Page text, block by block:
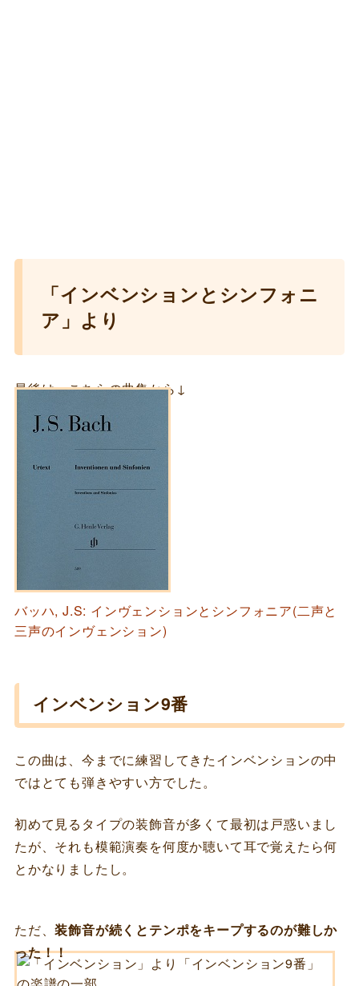
「インベンションとシンフォニ
ア」より
最後は、こちらの曲集から↓
バッハ, J.S: インヴェンションとシンフォニア(二声と
三声のインヴェンション)
インベンション9番
この曲は、今までに練習してきたインベンションの中
ではとても弾きやすい方でした。
初めて見るタイプの装飾音が多くて最初は戸惑いまし
たが、それも模範演奏を何度か聴いて耳で覚えたら何
とかなりましたし。
ただ、装飾音が続くとテンポをキープするのが難しか
った！！